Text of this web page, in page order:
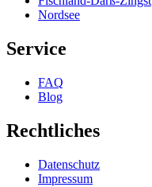
Nordsee
Service
FAQ
Blog
Rechtliches
Datenschutz
Impressum